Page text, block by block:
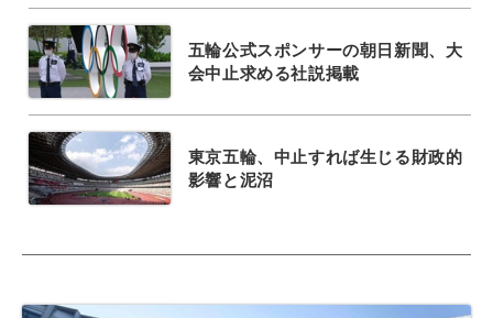
五輪公式スポンサーの朝日新聞、大
会中止求める社説掲載
東京五輪、中止すれば生じる財政的
影響と泥沼